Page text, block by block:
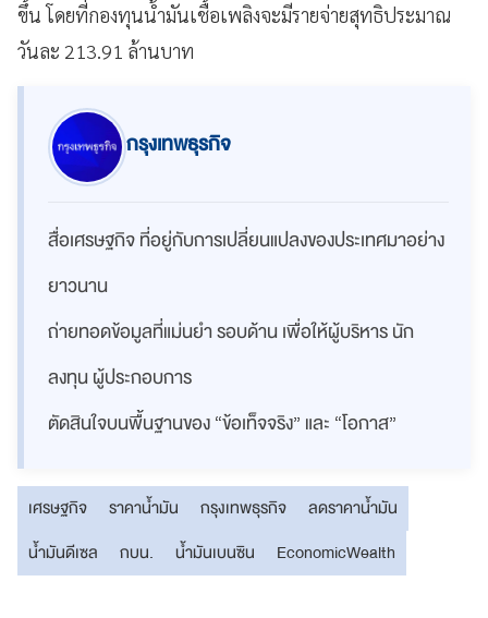
ขึ้น โดยที่กองทุนน้ำมันเชื้อเพลิงจะมีรายจ่ายสุทธิประมาณ
วันละ 213.91 ล้านบาท
กรุงเทพธุรกิจ
สื่อเศรษฐกิจ ที่อยู่กับการเปลี่ยนแปลงของประเทศมาอย่าง
ยาวนาน
ถ่ายทอดข้อมูลที่แม่นยำ รอบด้าน เพื่อให้ผู้บริหาร นัก
ลงทุน ผู้ประกอบการ
ตัดสินใจบนพื้นฐานของ “ข้อเท็จจริง” และ “โอกาส”
เศรษฐกิจ ราคาน้ำมัน กรุงเทพธุรกิจ
ลดราคาน้ำมัน
น้ำมันดีเซล
กบน. น้ำมันเบนซิน EconomicWealth